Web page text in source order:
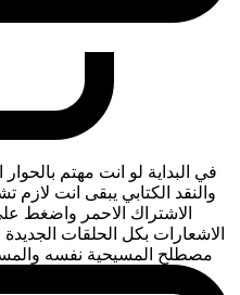
في البداية لو انت مهتم
والنقد الكتابي يبقى انت
الاشتراك الاحمر واضغط
الاشعارات بكل الحلقات
مصطلح المسيحية نفسه